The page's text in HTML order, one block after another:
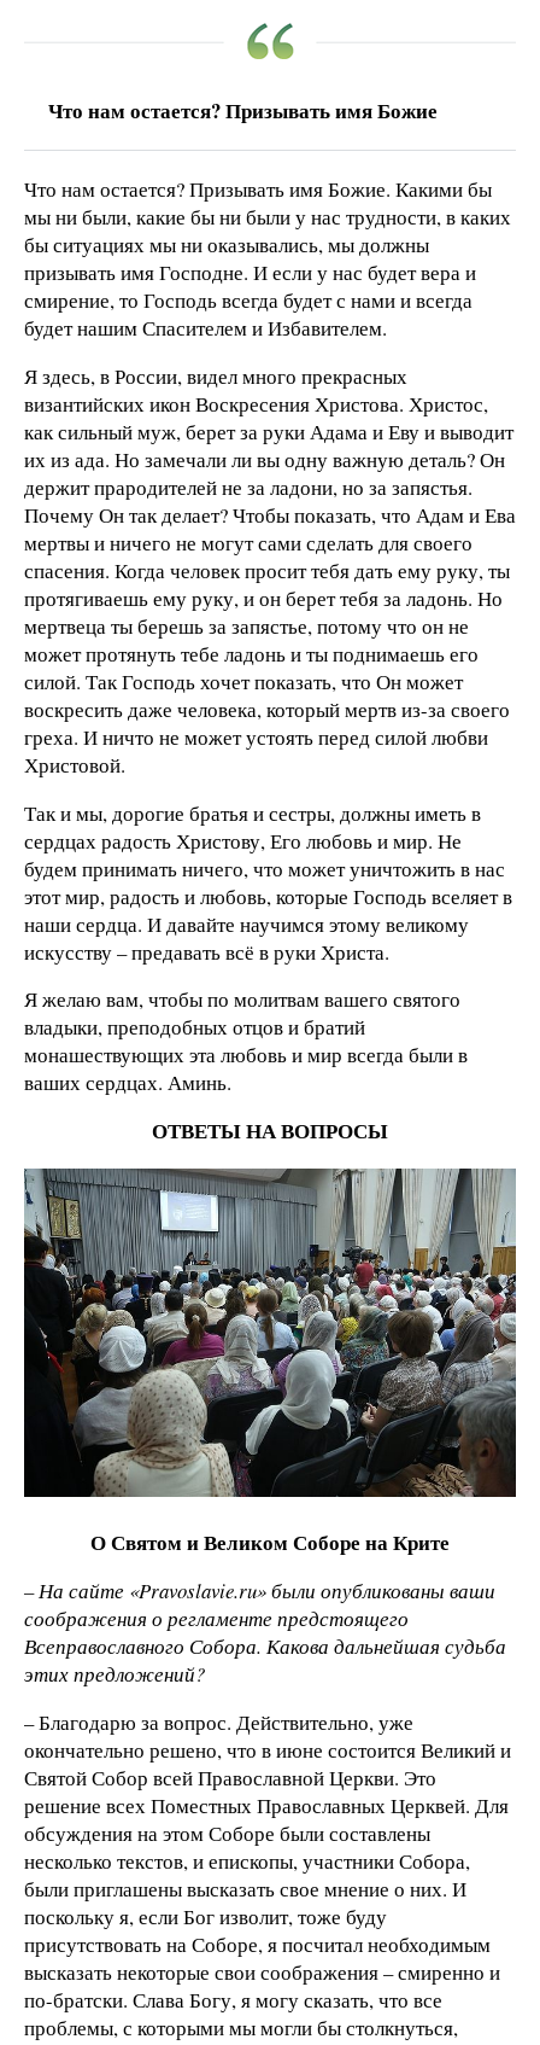
Что нам остается? Призывать имя Божие
Что нам остается? Призывать имя Божие. Какими бы
мы ни были, какие бы ни были у нас трудности, в каких
бы ситуациях мы ни оказывались, мы должны
призывать имя Господне. И если у нас будет вера и
смирение, то Господь всегда будет с нами и всегда
будет нашим Спасителем и Избавителем.
Я здесь, в России, видел много прекрасных
византийских икон Воскресения Христова. Христос,
как сильный муж, берет за руки Адама и Еву и выводит
их из ада. Но замечали ли вы одну важную деталь? Он
держит прародителей не за ладони, но за запястья.
Почему Он так делает? Чтобы показать, что Адам и Ева
мертвы и ничего не могут сами сделать для своего
спасения. Когда человек просит тебя дать ему руку, ты
протягиваешь ему руку, и он берет тебя за ладонь. Но
мертвеца ты берешь за запястье, потому что он не
может протянуть тебе ладонь и ты поднимаешь его
силой. Так Господь хочет показать, что Он может
воскресить даже человека, который мертв из-за своего
греха. И ничто не может устоять перед силой любви
Христовой.
Так и мы, дорогие братья и сестры, должны иметь в
сердцах радость Христову, Его любовь и мир. Не
будем принимать ничего, что может уничтожить в нас
этот мир, радость и любовь, которые Господь вселяет в
наши сердца. И давайте научимся этому великому
искусству – предавать всё в руки Христа.
Я желаю вам, чтобы по молитвам вашего святого
владыки, преподобных отцов и братий
монашествующих эта любовь и мир всегда были в
ваших сердцах. Аминь.
ОТВЕТЫ НА ВОПРОСЫ
О Святом и Великом Соборе на Крите
– На сайте «Pravoslavie.ru» были опубликованы ваши
соображения о регламенте предстоящего
Всеправославного Собора. Какова дальнейшая судьба
этих предложений?
– Благодарю за вопрос. Действительно, уже
окончательно решено, что в июне состоится Великий и
Святой Собор всей Православной Церкви. Это
решение всех Поместных Православных Церквей. Для
обсуждения на этом Соборе были составлены
несколько текстов, и епископы, участники Собора,
были приглашены высказать свое мнение о них. И
поскольку я, если Бог изволит, тоже буду
присутствовать на Соборе, я посчитал необходимым
высказать некоторые свои соображения – смиренно и
по-братски. Слава Богу, я могу сказать, что все
проблемы, с которыми мы могли бы столкнуться,